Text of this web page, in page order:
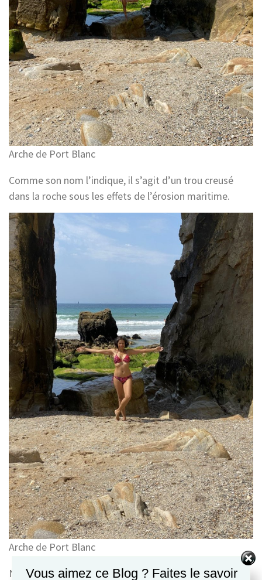
Arche de Port Blanc
Comme son nom l’indique, il s’agit d’un trou creusé
dans la roche sous les effets de l’érosion maritime.
Arche de Port Blanc
Nuage de mots
Vous aimez ce Blog ? Faites le savoir